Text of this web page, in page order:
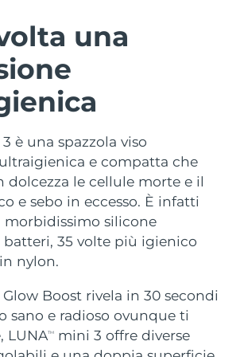
una
è una spazzola viso
e compatta che
dolcezza le cellule morte e il
e sebo in eccesso. È infatti
morbidissimo silicone
batteri, 35 volte più igienico
nylon.
Boost rivela in 30 secondi
sano e radioso ovunque ti
LUNATM
mini 3 offre diverse
aging massage
4 Plus
LED heating
men, anti-aging massage
Lifting viso
toning
2 go
toning on-the-go
line smoothing device
3 pacchetto
facial hydration
3 LED
infrared and red light therapy
Igiene orale
4
silicone sonic toothbrush
4 plus
hybrid silicone sonic toothbrush
ANTI-AGE FAQ™
Trattamenti LED
Consegna stimata
Consegna stimata
Consegna stimata 8/15/26
Consegna stimata
Consegna stimata8/16/26
Consegna stimata8/16/26